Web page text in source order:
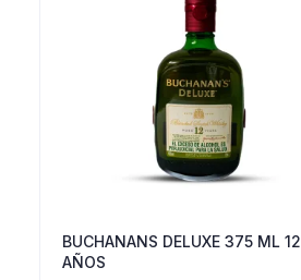
BUCHANANS DELUXE 375 ML 12
AÑOS